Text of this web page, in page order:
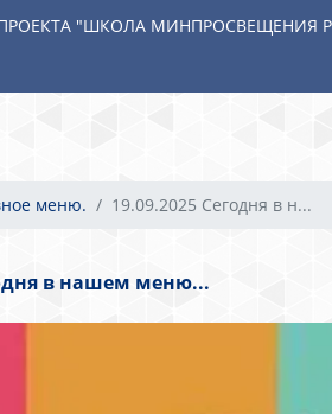
"ШКОЛА МИНПРОСВЕЩЕНИЯ
меню. 19.09.2025 Сегодня в н...
в нашем меню...